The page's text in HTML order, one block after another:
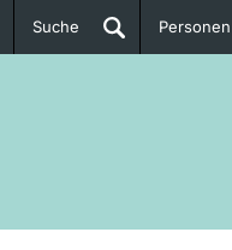
Suche Personen